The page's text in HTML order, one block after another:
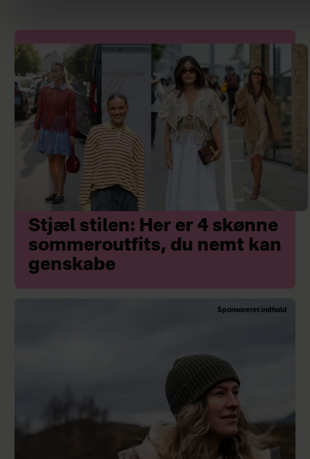
Stjæl stilen: Her er 4 skønne
sommeroutfits, du nemt kan
genskabe
Sponsoreret indhold